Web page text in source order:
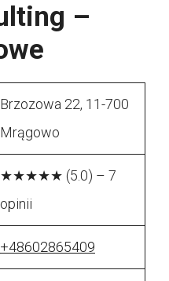
–
Brzozowa 22, 11-700
Mrągowo
★★★★★ (5.0) – 7
opinii
+48602865409